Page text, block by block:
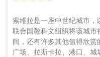
索维拉是一座中世纪城市，
联合国教科文组织将该城
间，还有许多其他值得欣
广场、拉斯卡拉、港口、